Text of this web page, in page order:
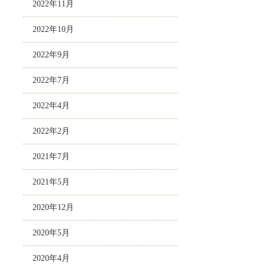
2022年11月
2022年10月
2022年9月
2022年7月
2022年4月
2022年2月
2021年7月
2021年5月
2020年12月
2020年5月
2020年4月